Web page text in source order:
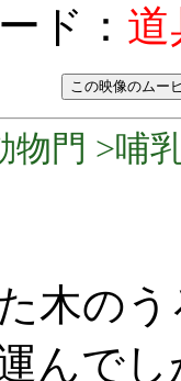
ド： 道
物門 >哺
木の
んで